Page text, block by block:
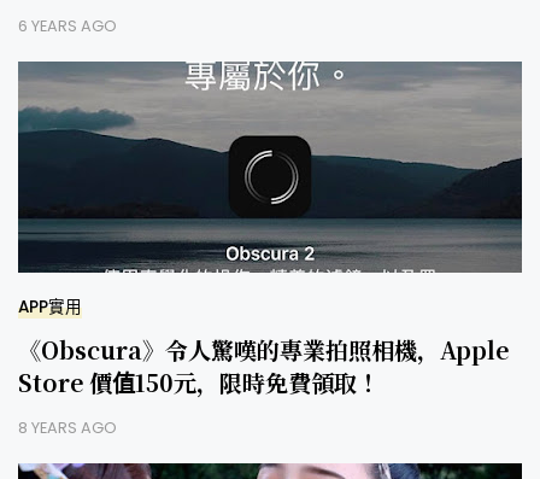
6 YEARS AGO
APP實用
《Obscura》令人驚嘆的專業拍照相機，Apple
Store 價值150元，限時免費領取！
8 YEARS AGO